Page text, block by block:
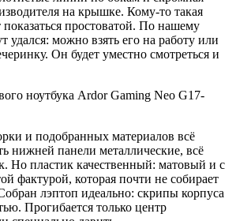
на крышке. Кому-то такая
простоватой. По нашему
можно взять его на работу или
Он будет уместно смотреться и
и подобранных материалов всё
нижней панели металлические, всё
Но пластик качественный: матовый и с
фактурой, которая почти не собирает
лэптоп идеально: скрипы корпуса
Прогибается только центр